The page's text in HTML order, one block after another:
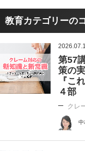
教育カテゴリーの
第57
策の
『こ
４部
クレ
中